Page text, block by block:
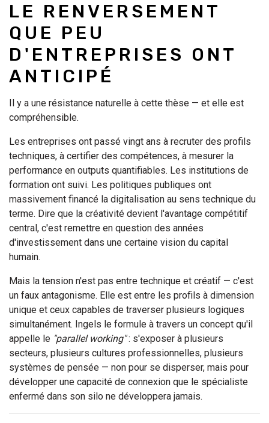
LE RENVERSEMENT
QUE PEU
D'ENTREPRISES ONT
ANTICIPÉ
Il y a une résistance naturelle à cette thèse — et elle est
compréhensible.
Les entreprises ont passé vingt ans à recruter des profils
techniques, à certifier des compétences, à mesurer la
performance en outputs quantifiables. Les institutions de
formation ont suivi. Les politiques publiques ont
massivement financé la digitalisation au sens technique du
terme. Dire que la créativité devient l'avantage compétitif
central, c'est remettre en question des années
d'investissement dans une certaine vision du capital
humain.
Mais la tension n'est pas entre technique et créatif — c'est
un faux antagonisme. Elle est entre les profils à dimension
unique et ceux capables de traverser plusieurs logiques
simultanément. Ingels le formule à travers un concept qu'il
appelle le "parallel working": s'exposer à plusieurs
secteurs, plusieurs cultures professionnelles, plusieurs
systèmes de pensée — non pour se disperser, mais pour
développer une capacité de connexion que le spécialiste
enfermé dans son silo ne développera jamais.